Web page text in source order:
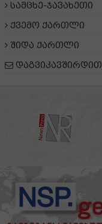
სამცხე-ჯავახეთი
ქვემო ქართლი
შიდა ქართლი
დაგვიკავშირდით